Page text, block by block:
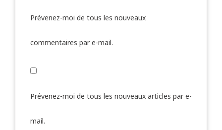
Prévenez-moi de tous les nouveaux
commentaires par e-mail.
Prévenez-moi de tous les nouveaux articles par e-
mail.